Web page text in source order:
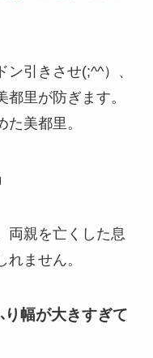
引きさせ(;^^）、
里が防ぎます。
美都里。
両親を亡くした息
ません。
幅が大きすぎて